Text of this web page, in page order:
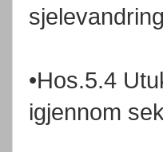
•Hos.5.4
igjennom